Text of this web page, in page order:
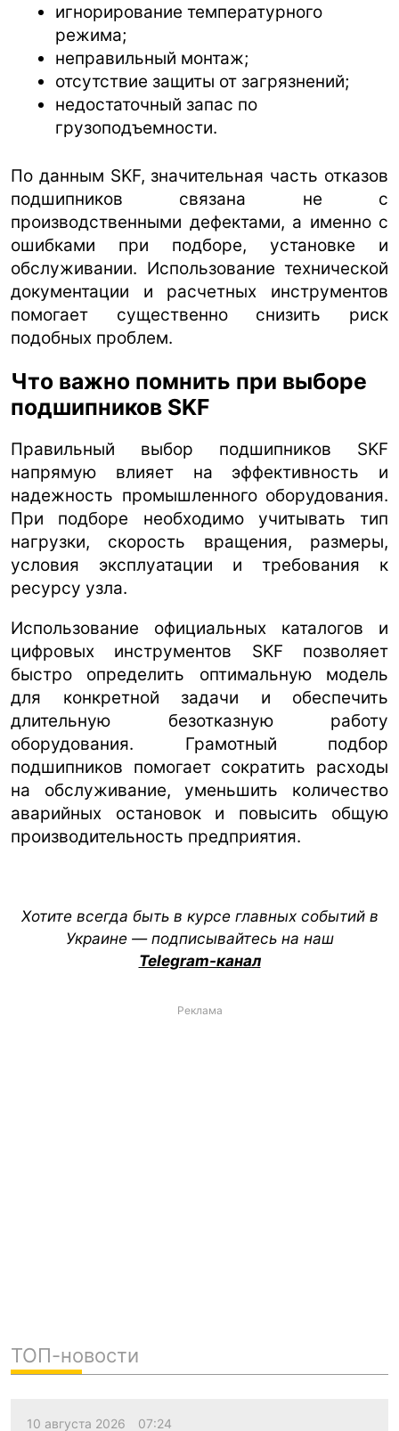
игнорирование температурного
режима;
неправильный монтаж;
отсутствие защиты от загрязнений;
недостаточный запас по
грузоподъемности.
По данным SKF, значительная часть отказов
подшипников связана не с
производственными дефектами, а именно с
ошибками при подборе, установке и
обслуживании. Использование технической
документации и расчетных инструментов
помогает существенно снизить риск
подобных проблем.
Что важно помнить при выборе
подшипников SKF
Правильный выбор подшипников SKF
напрямую влияет на эффективность и
надежность промышленного оборудования.
При подборе необходимо учитывать тип
нагрузки, скорость вращения, размеры,
условия эксплуатации и требования к
ресурсу узла.
Использование официальных каталогов и
цифровых инструментов SKF позволяет
быстро определить оптимальную модель
для конкретной задачи и обеспечить
длительную безотказную работу
оборудования. Грамотный подбор
подшипников помогает сократить расходы
на обслуживание, уменьшить количество
аварийных остановок и повысить общую
производительность предприятия.
Хотите всегда быть в курсе главных событий в
Украине — подписывайтесь на наш
Telegram-канал
Реклама
ТОП-новости
10 августа 2026 07:24